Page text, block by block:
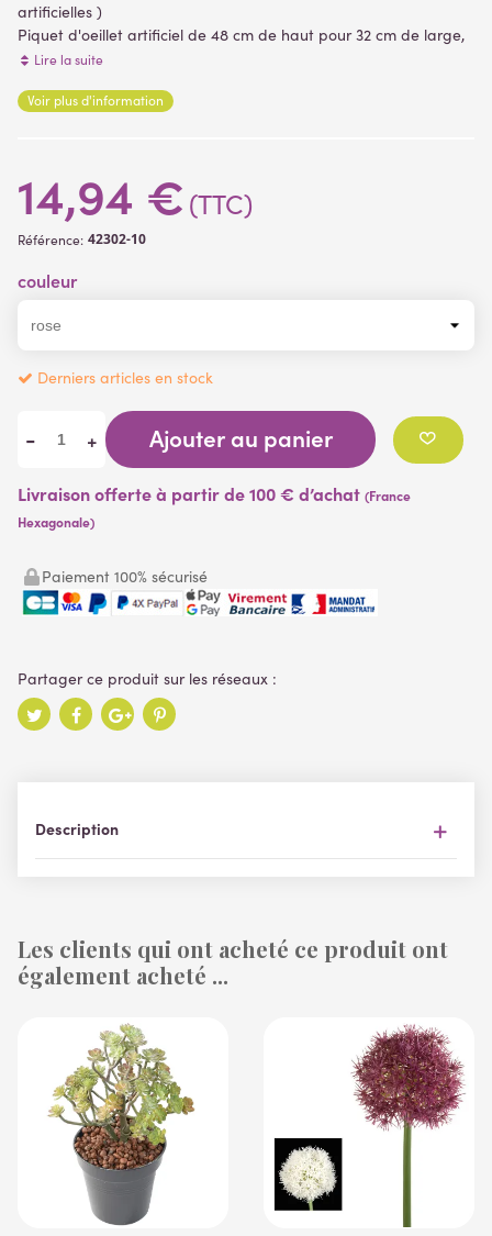
artificielles )
Piquet d'oeillet artificiel de 48 cm de haut pour 32 cm de large,
composé d'un feuillage vert et fleurs oeillet de 5 cm de
ouverts ou fermés.
Lire la suite
Voir plus d'information
14,94 € (TTC)
Référence: 42302-10
couleur
Derniers articles en stock
- + Ajouter au panier
Livraison offerte à partir de 100 € d’achat (France
Hexagonale)
Paiement 100% sécurisé
Description
Les clients qui ont acheté ce produit ont
également acheté ...